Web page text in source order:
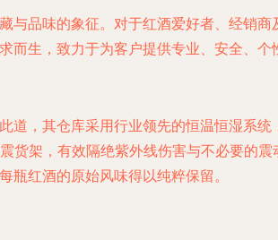
品味的象征。对于红酒爱好者、经销
生，致力于为客户提供专业、安全、个
道，其仓库采用行业领先的恒温恒湿系
货架，有效隔绝紫外线伤害与不必要的
红酒的原始风味得以纯粹保留。